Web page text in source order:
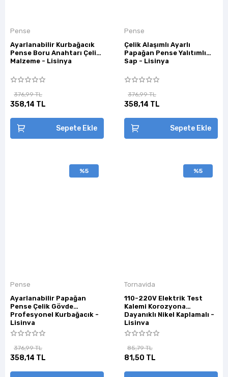
Pense
Ayarlanabilir Kurbağacık
Pense Boru Anahtarı Çelik
Malzeme - Lisinya
376,99 TL
358,14 TL
Sepete Ekle
Pense
Çelik Alaşımlı Ayarlı
Papağan Pense Yalıtımlı
Sap - Lisinya
376,99 TL
358,14 TL
Sepete Ekle
%5
Pense
Ayarlanabilir Papağan
Pense Çelik Gövde
Profesyonel Kurbağacık -
Lisinya
376,99 TL
358,14 TL
%5
Tornavida
110-220V Elektrik Test
Kalemi Korozyona
Dayanıklı Nikel Kaplamalı -
Lisinya
85,79 TL
81,50 TL